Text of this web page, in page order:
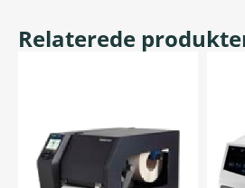
Relaterede